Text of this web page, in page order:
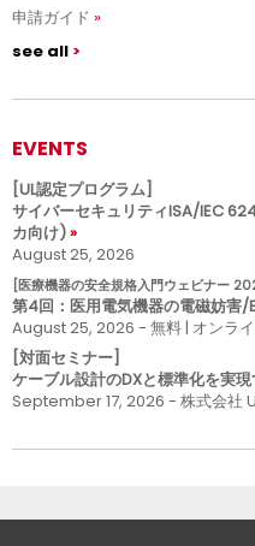
申請ガイド
see all
EVENTS
[UL認定プログラム]
サイバーセキュリティISA/IEC
カ向け)
August 25, 2026
[医療機器の安全規格入門ウェビナー
第4回：医用電気機器の電磁妨害/
August 25, 2026 - 無料 | オンラ
[対面セミナー]
ケーブル設計のDXと標準化を実
September 17, 2026 - 株式会社